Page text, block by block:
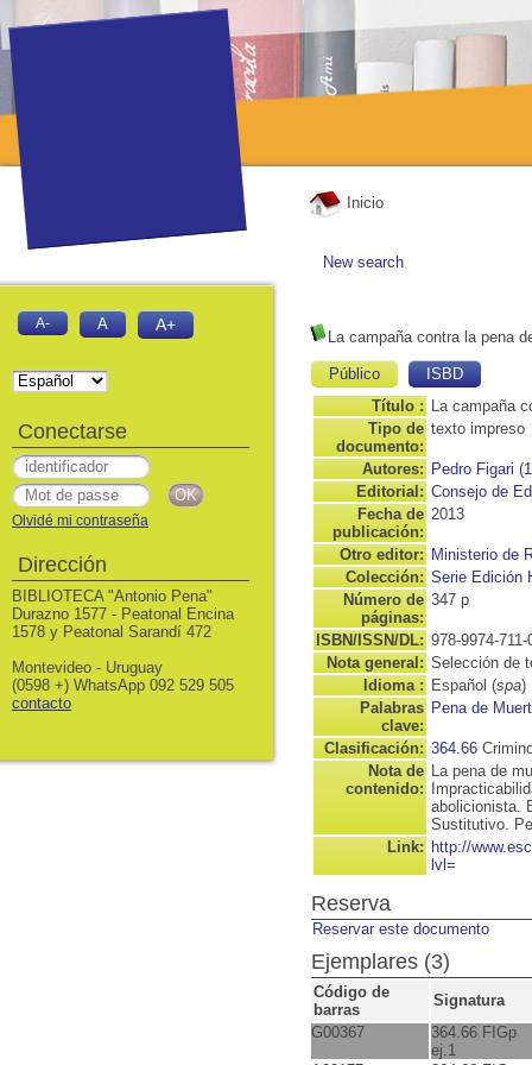
Inicio
New search
La campaña contra la pena
Público
ISBD
Título : La campaña
Tipo de
documento:
texto impreso
Autores: Pedro Figari
Editorial: Consejo de
Fecha de
publicación:
2013
Otro editor: Ministerio de
Colección: Serie Edición
Número de
páginas:
347 p
ISBN/ISSN/DL: 978-9974-711-
Nota general: Selección de
Idioma : Español (spa)
Palabras
clave:
Pena de
Clasificación: 364.66
Nota de
contenido:
La pena de
abolicionista.
Sustitutivo.
Link: http://
lvl=
Reserva
Reservar este documento
Ejemplares (3)
Código de
barras
Signatura
G00367
364.66 FIGp
ej.1
A- A A+
Conectarse
Olvidé mi contraseña
Dirección
BIBLIOTECA "Antonio Pena"
Durazno 1577 - Peatonal Encina
1578 y Peatonal Sarandí 472
Montevideo - Uruguay
(0598 +) WhatsApp 092 529 505
contacto